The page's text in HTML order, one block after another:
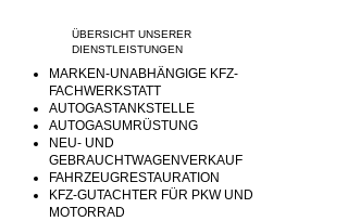
ÜBERSICHT UNSERER
DIENSTLEISTUNGEN
MARKEN-UNABHÄNGIGE KFZ-
FACHWERKSTATT
AUTOGASTANKSTELLE
AUTOGASUMRÜSTUNG
NEU- UND
GEBRAUCHTWAGENVERKAUF
FAHRZEUGRESTAURATION
KFZ-GUTACHTER FÜR PKW UND
MOTORRAD